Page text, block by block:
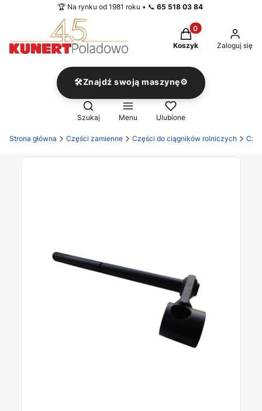
🏆 Na rynku od 1981 roku • 📞 65 518 03 84
Produkty w
Koszyk Zaloguj się
🛠️Znajdź swoją maszynę⚙️
Otwórz wyszukiwarkę
Szukaj Menu Ulubione
Strona główna Części zamienne Części do ciągników rolniczych